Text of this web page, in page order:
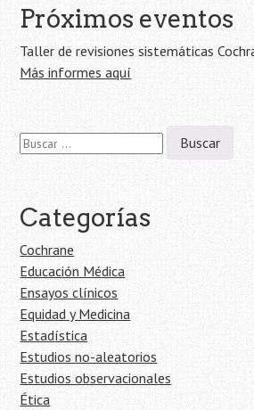
Próximos eventos
Taller de revisiones sistemáticas
Más informes aquí
Buscar:
Categorías
Cochrane
Educación Médica
Ensayos clínicos
Equidad y Medicina
Estadística
Estudios no-aleatorios
Estudios observacionales
Ética